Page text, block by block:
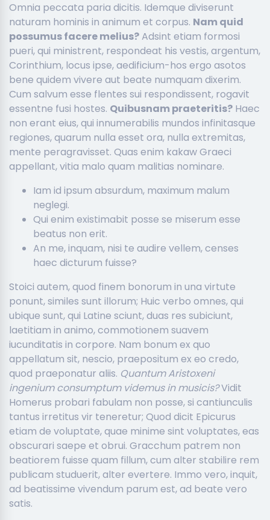
Omnia peccata paria dicitis. Idemque diviserunt
naturam hominis in animum et corpus. Nam quid
possumus facere melius?Adsint etiam formosi
pueri, qui ministrent, respondeat his vestis, argentum,
Corinthium, locus ipse, aedificium-hos ergo asotos
bene quidem vivere aut beate numquam dixerim.
Cum salvum esse flentes sui respondissent, rogavit
essentne fusi hostes. Quibusnam praeteritis? Haec
non erant eius, qui innumerabilis mundos infinitasque
regiones, quarum nulla esset ora, nulla extremitas,
mente peragravisset. Quas enim kakaw Graeci
appellant, vitia malo quam malitias nominare.
Iam id ipsum absurdum, maximum malum
neglegi.
Qui enim existimabit posse se miserum esse
beatus non erit.
An me, inquam, nisi te audire vellem, censes
haec dicturum fuisse?
Stoici autem, quod finem bonorum in una virtute
ponunt, similes sunt illorum; Huic verbo omnes, qui
ubique sunt, qui Latine sciunt, duas res subiciunt,
laetitiam in animo, commotionem suavem
iucunditatis in corpore. Nam bonum ex quo
appellatum sit, nescio, praepositum ex eo credo,
quod praeponatur aliis. Quantum Aristoxeni
ingenium consumptum videmus in musicis?Vidit
Homerus probari fabulam non posse, si cantiunculis
tantus irretitus vir teneretur; Quod dicit Epicurus
etiam de voluptate, quae minime sint voluptates, eas
obscurari saepe et obrui. Gracchum patrem non
beatiorem fuisse quam fillum, cum alter stabilire rem
publicam studuerit, alter evertere. Immo vero, inquit,
ad beatissime vivendum parum est, ad beate vero
satis.